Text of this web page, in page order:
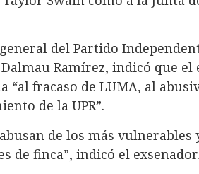
del Partido
Ramírez, indicó que
“al fracaso de LUMA, al
de la UPR”.
de los más
de finca”, indicó el exsenador.